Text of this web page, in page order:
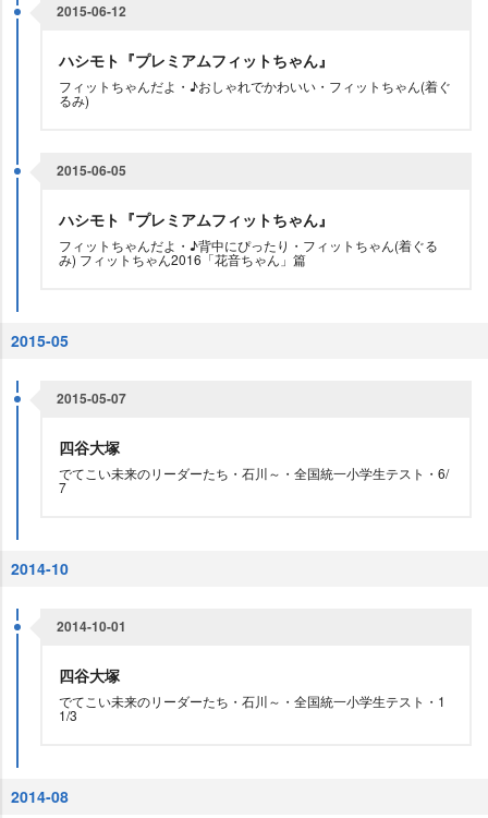
2015-06-12
ハシモト『プレミアムフィットちゃん』
フィットちゃんだよ・♪おしゃれでかわいい・フィットちゃん(着ぐ
るみ)
2015-06-05
ハシモト『プレミアムフィットちゃん』
フィットちゃんだよ・♪背中にぴったり・フィットちゃん(着ぐる
み) フィットちゃん2016「花音ちゃん」篇
2015-05
2015-05-07
四谷大塚
でてこい未来のリーダーたち・石川～・全国統一小学生テスト・6/
7
2014-10
2014-10-01
四谷大塚
でてこい未来のリーダーたち・石川～・全国統一小学生テスト・1
1/3
2014-08